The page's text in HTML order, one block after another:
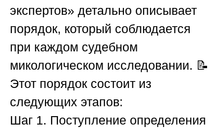
экспертов» детально описывает
порядок, который соблюдается
при каждом судебном
микологическом исследовании. 📝
Этот порядок состоит из
следующих этапов:
Шаг 1. Поступление определения